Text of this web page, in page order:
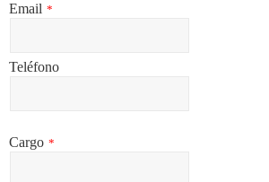
Email *
Teléfono
Cargo *